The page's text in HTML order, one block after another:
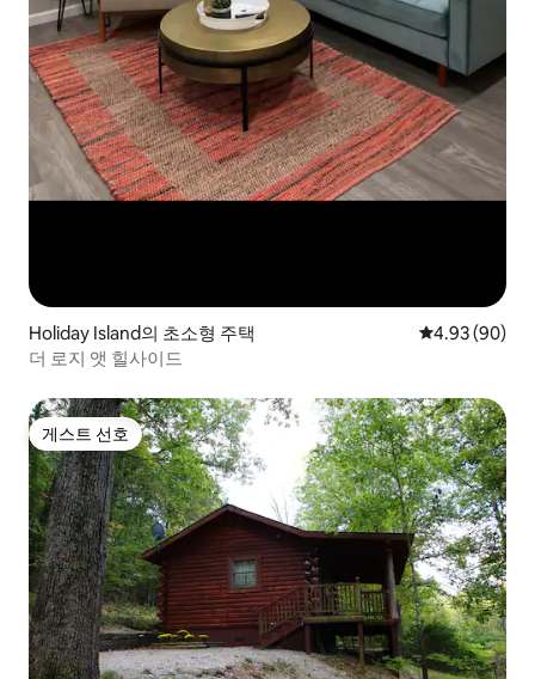
Holiday Island의 초소형 주택 평점 4.93점(5
4.93 (90)
더 로지 앳 힐사이드
게스트 선호
게스트 선호